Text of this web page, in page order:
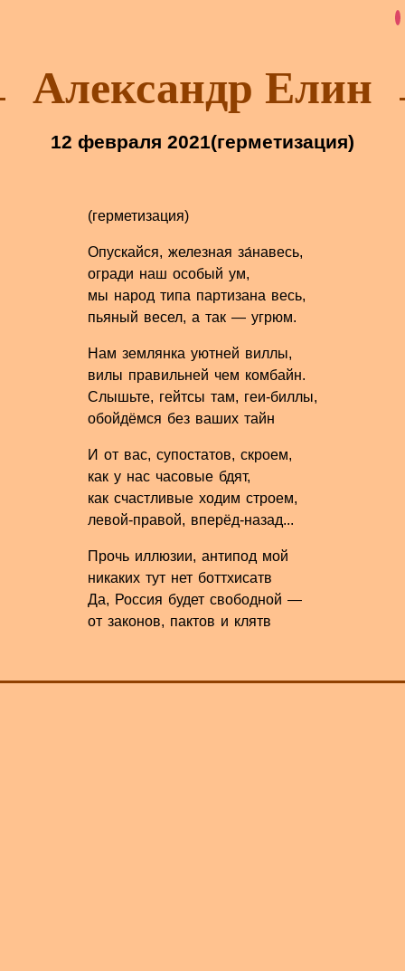
Александр Елин
12 февраля 2021(герметизация)
(герметизация)
Опускайся, железная за́навесь,
огради наш особый ум,
мы народ типа партизана весь,
пьяный весел, а так — угрюм.
Нам землянка уютней виллы,
вилы правильней чем комбайн.
Слышьте, гейтсы там, геи-биллы,
обойдёмся без ваших тайн
И от вас, супостатов, скроем,
как у нас часовые бдят,
как счастливые ходим строем,
левой-правой, вперёд-назад...
Прочь иллюзии, антипод мой
никаких тут нет боттхисатв
Да, Россия будет свободной —
от законов, пактов и клятв